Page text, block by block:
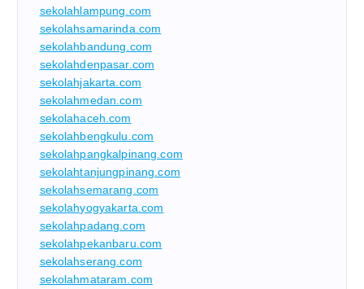
sekolahlampung.com
sekolahsamarinda.com
sekolahbandung.com
sekolahdenpasar.com
sekolahjakarta.com
sekolahmedan.com
sekolahaceh.com
sekolahbengkulu.com
sekolahpangkalpinang.com
sekolahtanjungpinang.com
sekolahsemarang.com
sekolahyogyakarta.com
sekolahpadang.com
sekolahpekanbaru.com
sekolahserang.com
sekolahmataram.com